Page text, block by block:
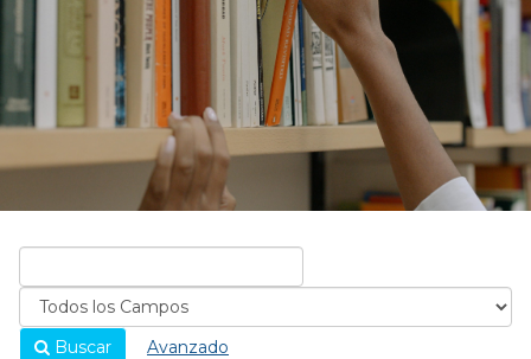
Buscar
Avanzado